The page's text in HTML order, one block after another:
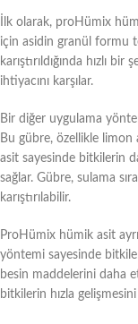
İlk olarak, proHümix
için asidin granül formu
karıştırıldığında hızlı
ihtiyacını karşılar.
Bir diğer uygulama
Bu gübre, özellikle limon
asit sayesinde bitkilerin
sağlar. Gübre, sulama
karıştırılabilir.
ProHümix hümik asit
yöntemi sayesinde
besin maddelerini daha
bitkilerin hızla